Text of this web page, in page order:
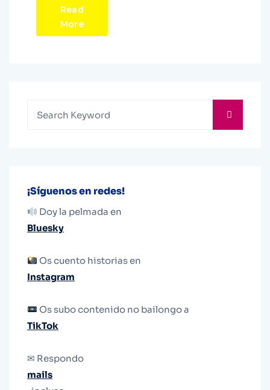
Read
More
¡Síguenos en redes!
Doy la pelmada en
Bluesky
Os cuento historias en
Instagram
Os subo contenido no bailongo a
TikTok
✉ Respondo
mails